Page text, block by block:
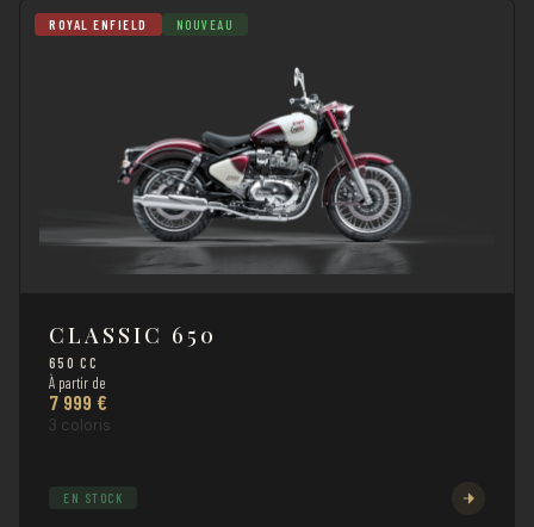
ROYAL ENFIELD NOUVEAU
CLASSIC 650
650 CC
À partir de
7 999 €
3 coloris
EN STOCK